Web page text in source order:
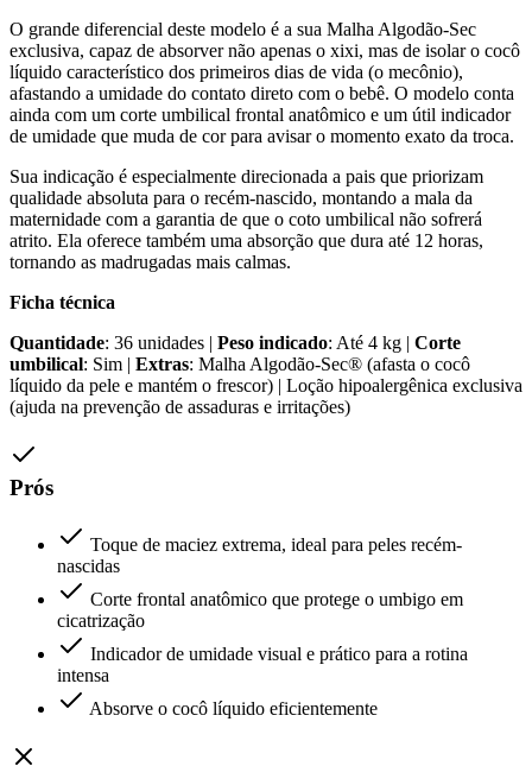
O grande diferencial deste modelo é a sua Malha Algodão-Sec
exclusiva, capaz de absorver não apenas o xixi, mas de isolar o cocô
líquido característico dos primeiros dias de vida (o mecônio),
afastando a umidade do contato direto com o bebê. O modelo conta
ainda com um corte umbilical frontal anatômico e um útil indicador
de umidade que muda de cor para avisar o momento exato da troca.
Sua indicação é especialmente direcionada a pais que priorizam
qualidade absoluta para o recém-nascido, montando a mala da
maternidade com a garantia de que o coto umbilical não sofrerá
atrito. Ela oferece também uma absorção que dura até 12 horas,
tornando as madrugadas mais calmas.
Ficha técnica
Quantidade: 36 unidades | Peso indicado: Até 4 kg | Corte
umbilical: Sim | Extras: Malha Algodão-Sec® (afasta o cocô
líquido da pele e mantém o frescor) | Loção hipoalergênica exclusiva
(ajuda na prevenção de assaduras e irritações)
Prós
Toque de maciez extrema, ideal para peles recém-
nascidas
Corte frontal anatômico que protege o umbigo em
cicatrização
Indicador de umidade visual e prático para a rotina
intensa
Absorve o cocô líquido eficientemente